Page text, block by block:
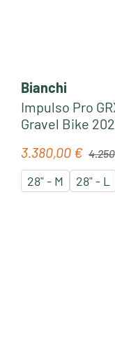
Bianchi
Impulso Pro
Gravel Bike
Verkaufspreis:
3.380,00 €
28" - M 28" - L